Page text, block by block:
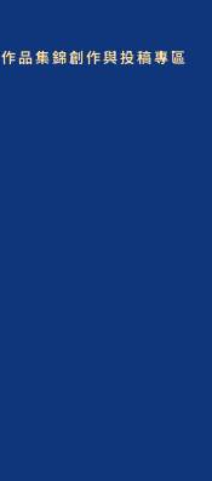
作品集錦創作與投稿專區